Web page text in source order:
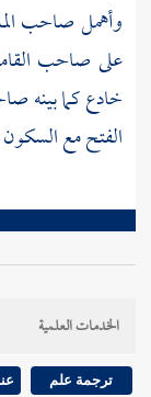
وأهمل صاحب
على صاحب
خادع كما بينه
الفتح مع السكون
الخدمات العلمية
ترجمة علم